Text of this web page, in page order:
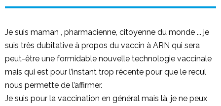
Je suis maman , pharmacienne, citoyenne du monde ... je
suis très dubitative à propos du vaccin à ARN qui sera
peut-être une formidable nouvelle technologie vaccinale
mais qui est pour l’instant trop récente pour que le recul
nous permette de l’affirmer.
Je suis pour la vaccination en général mais là, je ne peux